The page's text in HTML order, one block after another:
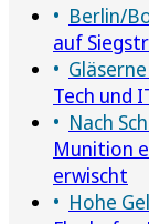
Berlin/
auf
Tech und
Nach
Munition
erwischt
Hohe